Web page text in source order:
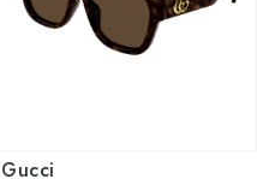
Gucci